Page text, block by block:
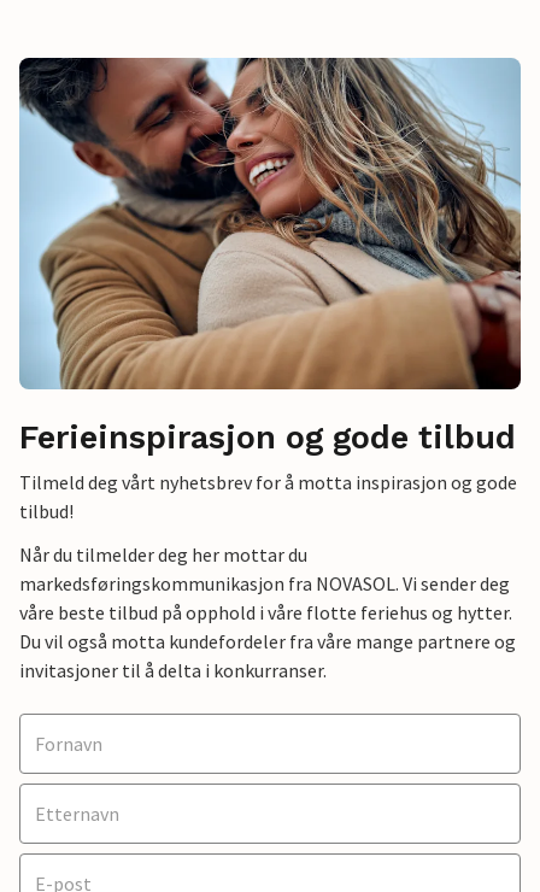
Ferieinspirasjon og gode tilbud
Tilmeld deg vårt nyhetsbrev for å motta inspirasjon og gode
tilbud!
Når du tilmelder deg her mottar du
markedsføringskommunikasjon fra NOVASOL. Vi sender deg
våre beste tilbud på opphold i våre flotte feriehus og hytter.
Du vil også motta kundefordeler fra våre mange partnere og
invitasjoner til å delta i konkurranser.